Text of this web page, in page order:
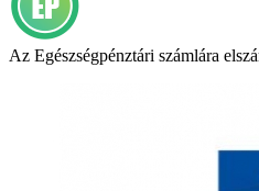
Az Egészségpénztári számlára